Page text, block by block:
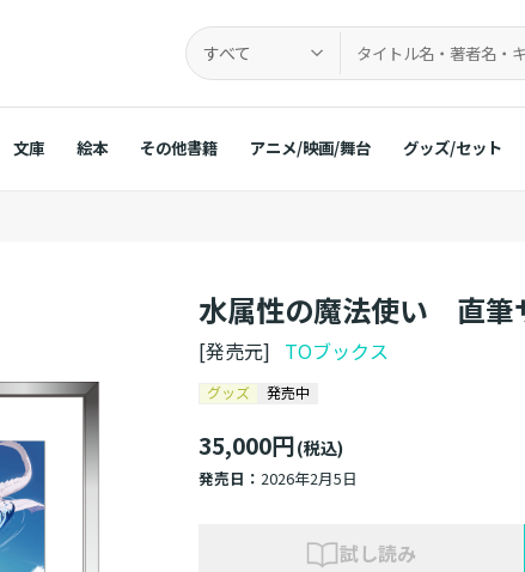
すべて
文庫 絵本 その他書籍 アニメ/映画/舞台 グッズ/セット
水属性の魔法使い 直筆
[発売元] TOブックス
グッズ 発売中
35,000円(税込)
発売日：2026年2月5日
試し読み